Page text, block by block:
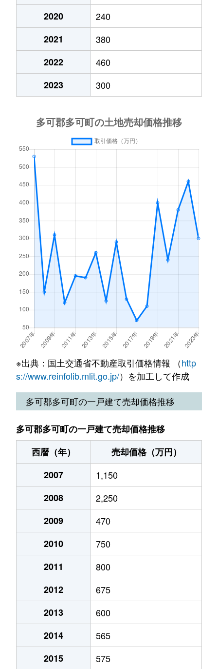
2020
240
2021
380
2022
460
2023
300
※出典：国土交通省不動産取引価格情報 （http
s://www.reinfolib.mlit.go.jp/）を加工して作成
多可郡多可町の一戸建て売却価格推移
多可郡多可町の一戸建て売却価格推移
西暦（年）
売却価格（万円）
2007
1,150
2008
2,250
2009
470
2010
750
2011
800
2012
675
2013
600
2014
565
2015
575